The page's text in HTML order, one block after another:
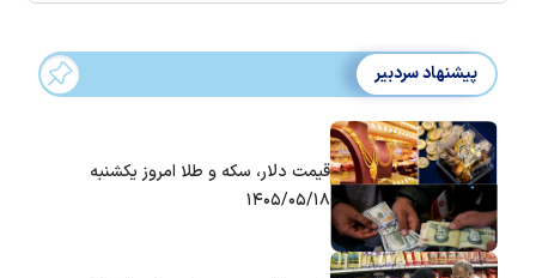
پیشنهاد سردبیر
قیمت دلار، سکه و طلا امروز یکشنبه
۱۴۰۵/۰۵/۱۸